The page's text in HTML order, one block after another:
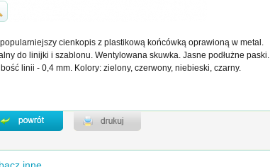
cienkopis z plastikową końcówką oprawioną w metal.
do linijki i szablonu. Wentylowana skuwka. Jasne podłużne paski.
linii - 0,4 mm. Kolory: zielony, czerwony, niebieski, czarny.